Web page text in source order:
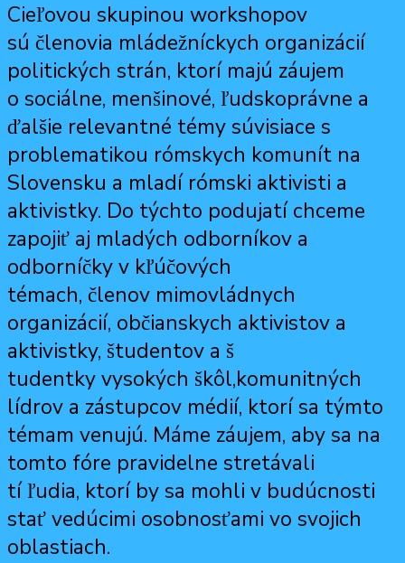
Cieľovou skupinou workshopov
sú členovia mládežníckych organizácií
politických strán, ktorí majú záujem
o sociálne, menšinové, ľudskoprávne a
ďalšie relevantné témy súvisiace s
problematikou rómskych komunít na
Slovensku a mladí rómski aktivisti a
aktivistky. Do týchto podujatí chceme
zapojiť aj mladých odborníkov a
odborníčky v kľúčových
témach, členov mimovládnych
organizácií, občianskych aktivistov a
aktivistky, študentov a š
tudentky vysokých škôl,komunitných
lídrov a zástupcov médií, ktorí sa týmto
témam venujú. Máme záujem, aby sa na
tomto fóre pravidelne stretávali
tí ľudia, ktorí by sa mohli v budúcnosti
stať vedúcimi osobnosťami vo svojich
oblastiach.